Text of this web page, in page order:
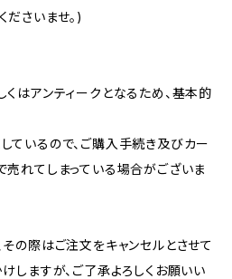
さいませ。)
はアンティークとなるため、基本的
ているので、ご購入手続き及びカー
売れてしまっている場合がございま
の際はご注文をキャンセルとさせて
しますが、ご了承よろしくお願いい